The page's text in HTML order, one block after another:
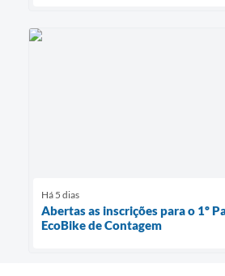
Há 5 dias
Abertas as inscrições para o 1º
EcoBike de Contagem